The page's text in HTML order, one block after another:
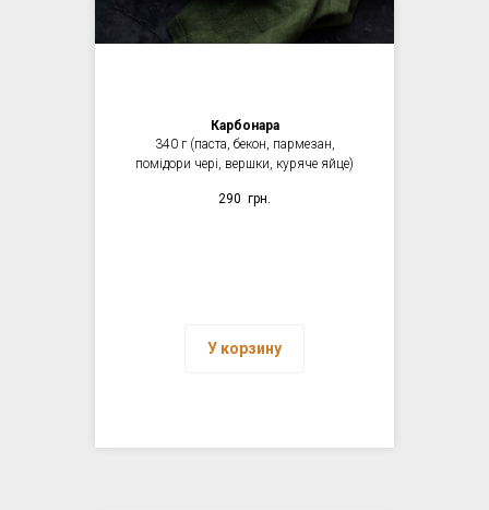
Карбонара
340 г (паста, бекон, пармезан,
помідори чері, вершки, куряче яйце)
290 грн.
У корзину